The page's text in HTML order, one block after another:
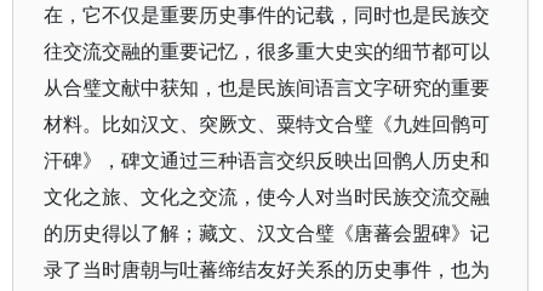
在，它不仅是重要历史事件的记载，同时也是民族交
往交流交融的重要记忆，很多重大史实的细节都可以
从合璧文献中获知，也是民族间语言文字研究的重要
材料。比如汉文、突厥文、粟特文合璧《九姓回鹘可
汗碑》，碑文通过三种语言交织反映出回鹘人历史和
文化之旅、文化之交流，使今人对当时民族交流交融
的历史得以了解；藏文、汉文合璧《唐蕃会盟碑》记
录了当时唐朝与吐蕃缔结友好关系的历史事件，也为